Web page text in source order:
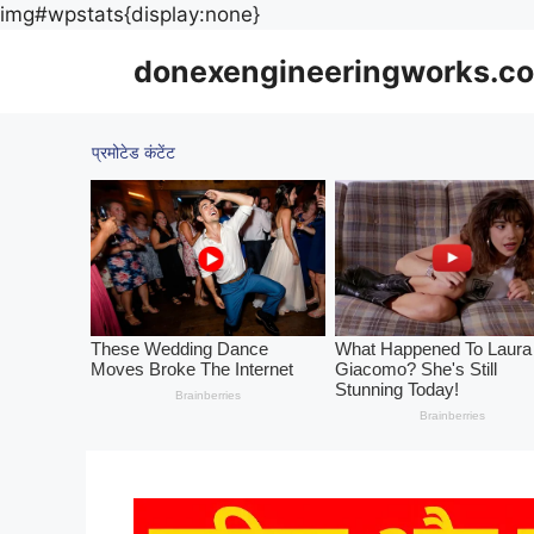
img#wpstats{display:none}Skip
content